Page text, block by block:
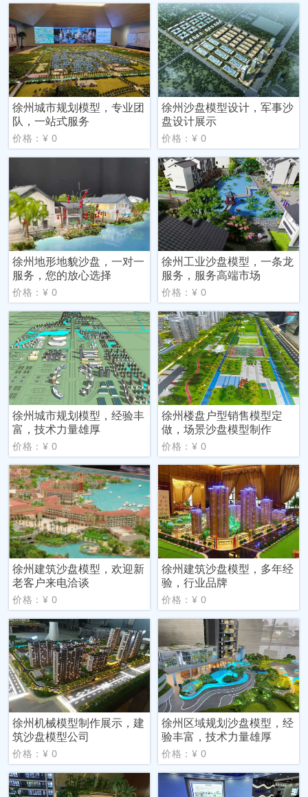
徐州城市规划模型，专业团
队，一站式服务
价格：¥ 0
徐州沙盘模型设计，军事沙
盘设计展示
价格：¥ 0
徐州地形地貌沙盘，一对一
服务，您的放心选择
价格：¥ 0
徐州工业沙盘模型，一条龙
服务，服务高端市场
价格：¥ 0
徐州城市规划模型，经验丰
富，技术力量雄厚
价格：¥ 0
徐州楼盘户型销售模型定
做，场景沙盘模型制作
价格：¥ 0
徐州建筑沙盘模型，欢迎新
老客户来电洽谈
价格：¥ 0
徐州建筑沙盘模型，多年经
验，行业品牌
价格：¥ 0
徐州机械模型制作展示，建
筑沙盘模型公司
价格：¥ 0
徐州区域规划沙盘模型，经
验丰富，技术力量雄厚
价格：¥ 0